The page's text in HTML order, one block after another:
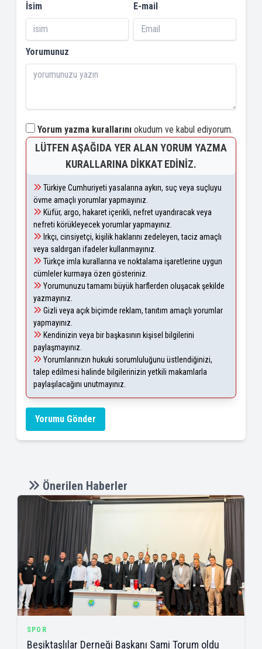
İsim E-mail
Yorumunuz
Yorum yazma kurallarını okudum ve kabul ediyorum.
LÜTFEN AŞAĞIDA YER ALAN YORUM YAZMA
KURALLARINA DIKKAT EDINIZ.
Türkiye Cumhuriyeti yasalarına aykırı, suç veya suçluyu
övme amaçlı yorumlar yapmayınız.
Küfür, argo, hakaret içerikli, nefret uyandıracak veya
nefreti körükleyecek yorumlar yapmayınız.
Irkçı, cinsiyetçi, kişilik haklarını zedeleyen, taciz amaçlı
veya saldırgan ifadeler kullanmayınız.
Türkçe imla kurallarına ve noktalama işaretlerine uygun
cümleler kurmaya özen gösteriniz.
Yorumunuzu tamamı büyük harflerden oluşacak şekilde
yazmayınız.
Gizli veya açık biçimde reklam, tanıtım amaçlı yorumlar
yapmayınız.
Kendinizin veya bir başkasının kişisel bilgilerini
paylaşmayınız.
Yorumlarınızın hukuki sorumluluğunu üstlendiğinizi,
talep edilmesi halinde bilgilerinizin yetkili makamlarla
paylaşılacağını unutmayınız.
Yorumu Gönder
Önerilen Haberler
SPOR
Beşiktaşlılar Derneği Başkanı Sami Torum oldu